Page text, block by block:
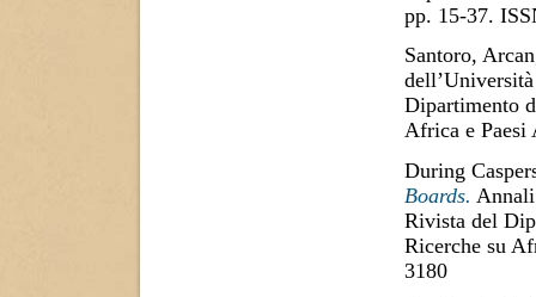
pp. 15-37.
Santoro,
Dipartimento
Africa e Paesi
During
Boards.
Rivista del
Ricerche su
3180